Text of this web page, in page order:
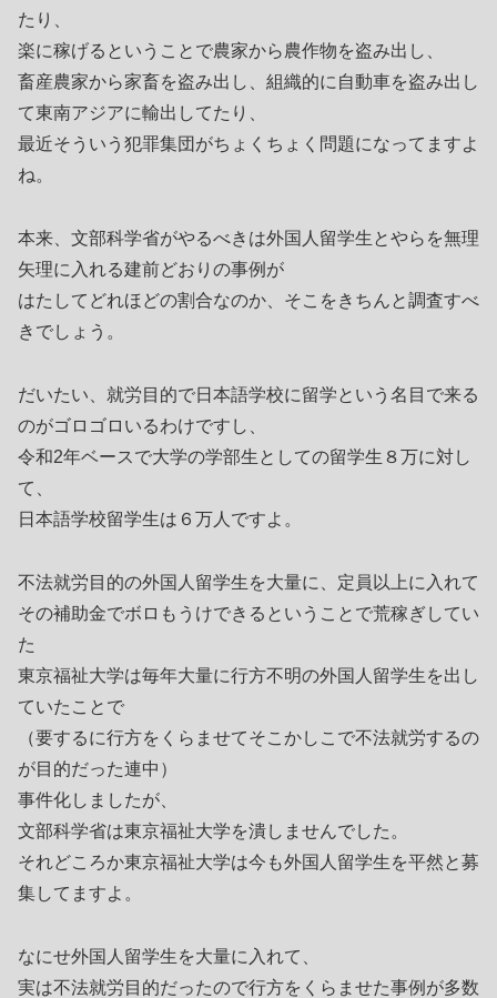
たり、
楽に稼げるということで農家から農作物を盗み出し、
畜産農家から家畜を盗み出し、組織的に自動車を盗み出し
て東南アジアに輸出してたり、
最近そういう犯罪集団がちょくちょく問題になってますよ
ね。
本来、文部科学省がやるべきは外国人留学生とやらを無理
矢理に入れる建前どおりの事例が
はたしてどれほどの割合なのか、そこをきちんと調査すべ
きでしょう。
だいたい、就労目的で日本語学校に留学という名目で来る
のがゴロゴロいるわけですし、
令和2年ベースで大学の学部生としての留学生８万に対し
て、
日本語学校留学生は６万人ですよ。
不法就労目的の外国人留学生を大量に、定員以上に入れて
その補助金でボロもうけできるということで荒稼ぎしてい
た
東京福祉大学は毎年大量に行方不明の外国人留学生を出し
ていたことで
（要するに行方をくらませてそこかしこで不法就労するの
が目的だった連中）
事件化しましたが、
文部科学省は東京福祉大学を潰しませんでした。
それどころか東京福祉大学は今も外国人留学生を平然と募
集してますよ。
なにせ外国人留学生を大量に入れて、
実は不法就労目的だったので行方をくらませた事例が多数